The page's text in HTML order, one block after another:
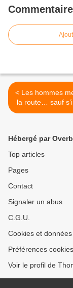
< Les hommes meurent sur
la route… sauf
du vernis à
Hébergé par
Top articles
Pages
Contact
Signaler un abus
C.G.U.
Cookies et
Préférences cookies
Voir le profil de